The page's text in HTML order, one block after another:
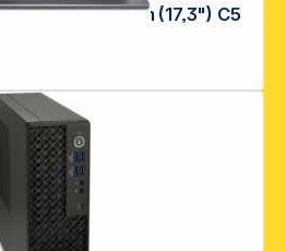
(17,3") C5
DGH - Alle Rechte vorbehalten.